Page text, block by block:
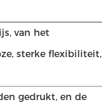
van het
sterke flexibiliteit,
gedrukt, en de